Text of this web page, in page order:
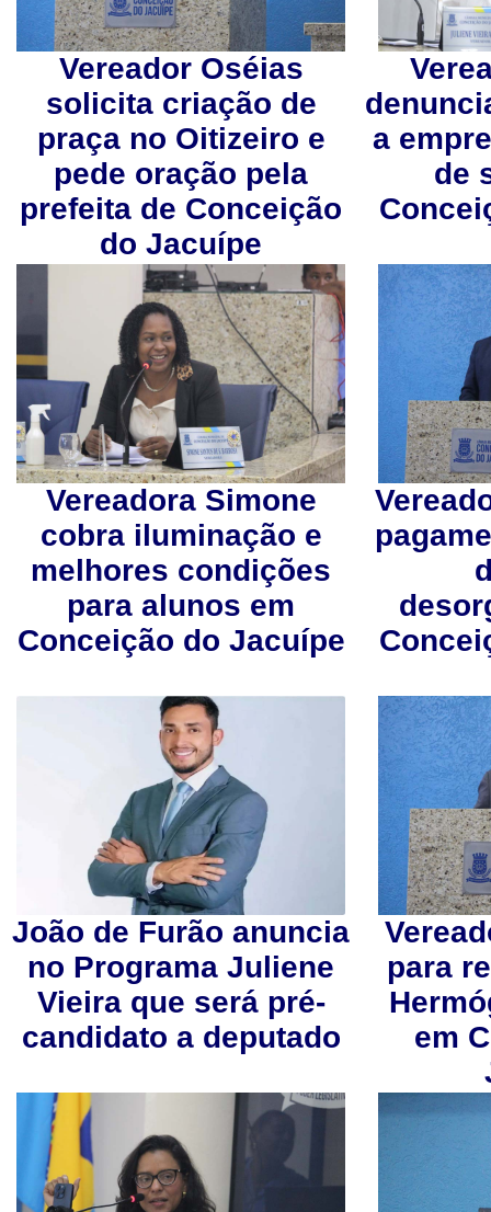
Vereador Oséias
solicita criação de
praça no Oitizeiro e
pede oração pela
prefeita de Conceição
do Jacuípe
a
de
Vereadora Simone
cobra iluminação e
melhores condições
para alunos em
Conceição do Jacuípe
João de Furão anuncia
no Programa Juliene
Vieira que será pré-
candidato a deputado
para
em